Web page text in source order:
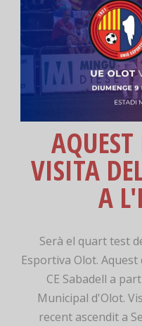
VISITA
A
Serà el quart test
Esportiva Olot.
CE Sabadell a
Municipal d'Olot.
recent ascendit a